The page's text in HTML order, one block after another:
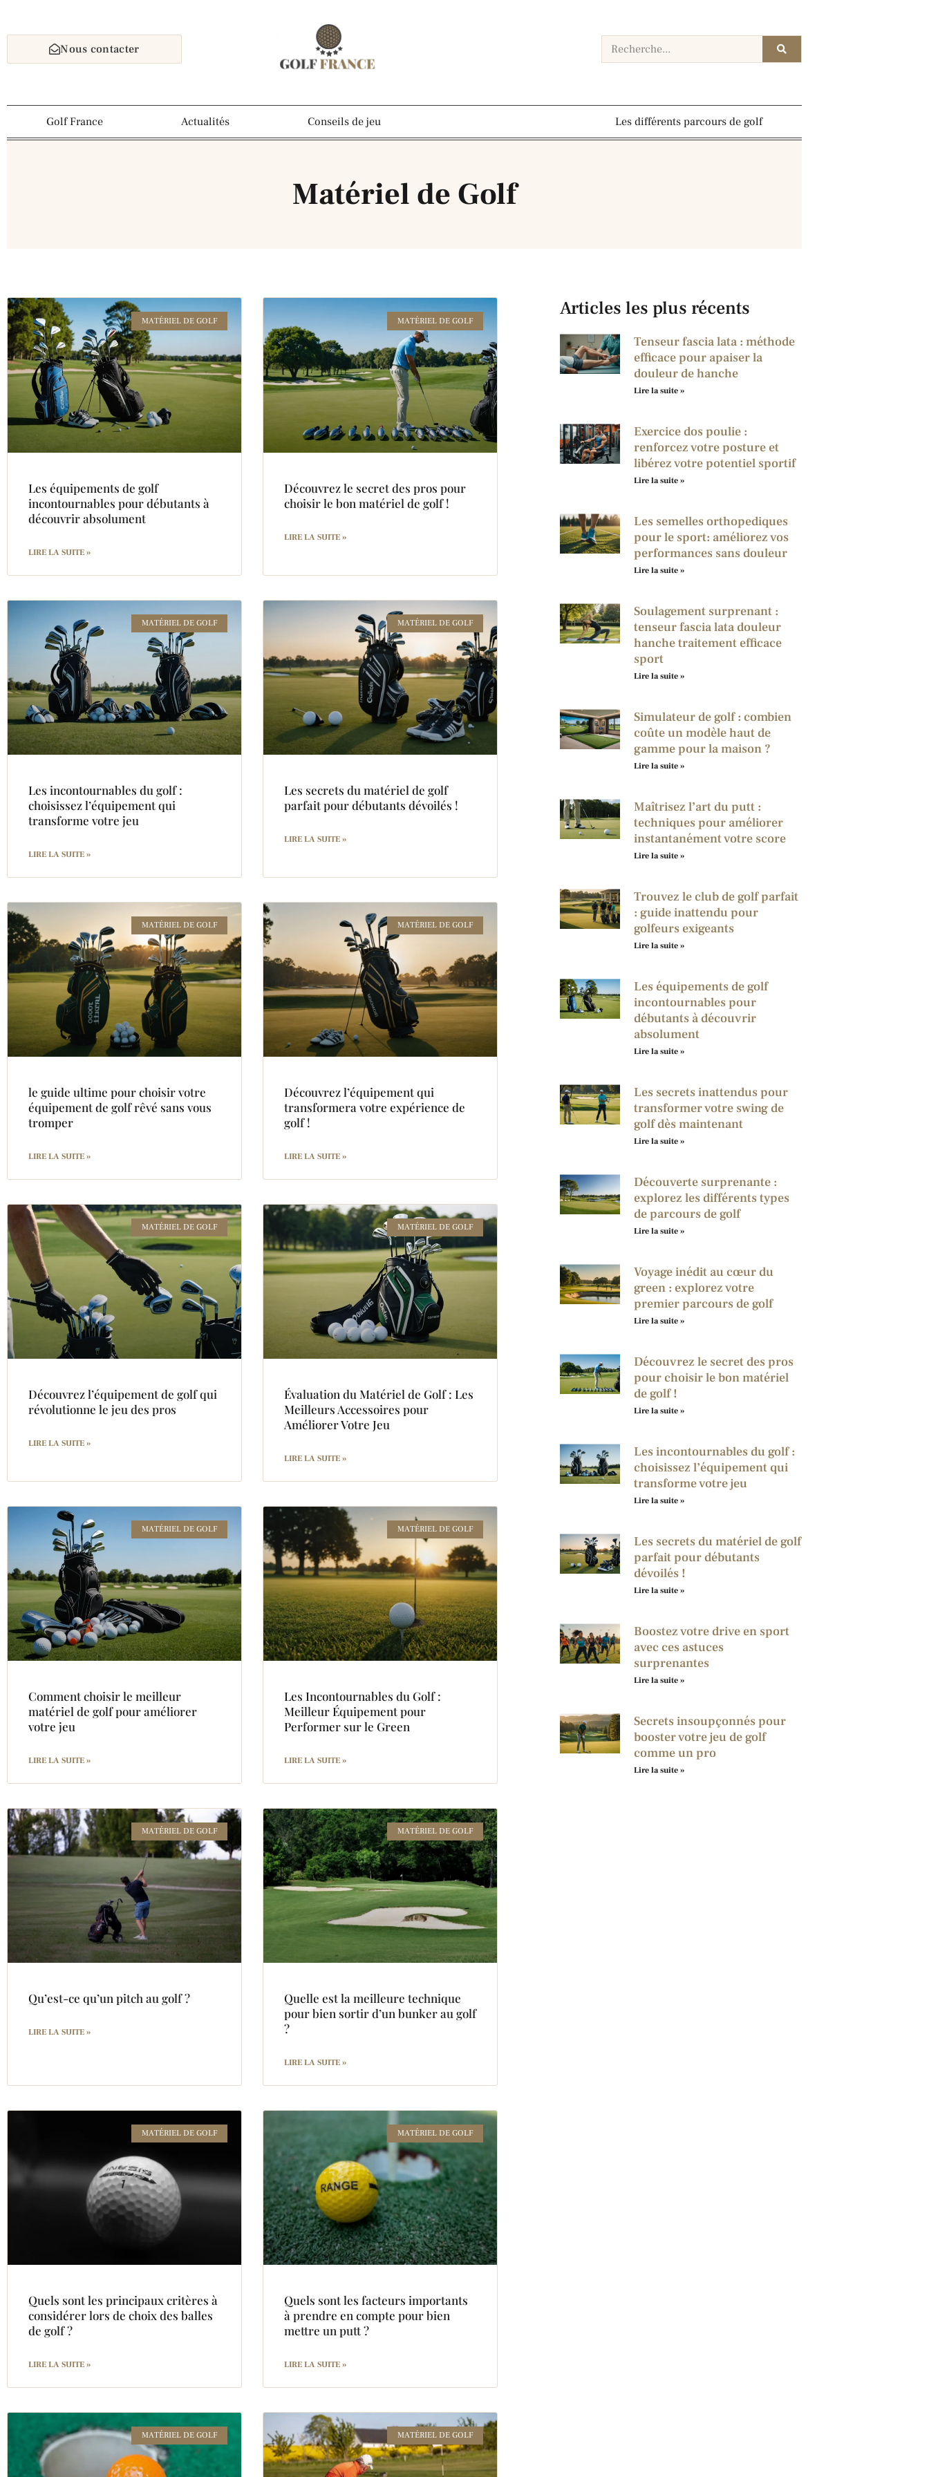
Nous contacter
Golf France Actualités Conseils de jeu Les différents parcours de golf
Matériel de Golf
MATÉRIEL DE GOLF
Les équipements de golf
incontournables pour débutants à
découvrir absolument
LIRE LA SUITE »
MATÉRIEL DE GOLF
Découvrez le secret des pros pour
choisir le bon matériel de golf !
LIRE LA SUITE »
MATÉRIEL DE GOLF
Les incontournables du golf :
choisissez l’équipement qui
transforme votre jeu
LIRE LA SUITE »
MATÉRIEL DE GOLF
Les secrets du matériel de golf
parfait pour débutants dévoilés !
LIRE LA SUITE »
MATÉRIEL DE GOLF
le guide ultime pour choisir votre
équipement de golf rêvé sans vous
tromper
LIRE LA SUITE »
MATÉRIEL DE GOLF
Découvrez l’équipement qui
transformera votre expérience de
golf !
LIRE LA SUITE »
MATÉRIEL DE GOLF
Découvrez l’équipement de golf qui
révolutionne le jeu des pros
LIRE LA SUITE »
MATÉRIEL DE GOLF
Évaluation du Matériel de Golf : Les
Meilleurs Accessoires pour
Améliorer Votre Jeu
LIRE LA SUITE »
MATÉRIEL DE GOLF
Comment choisir le meilleur
matériel de golf pour améliorer
votre jeu
LIRE LA SUITE »
MATÉRIEL DE GOLF
Les Incontournables du Golf :
Meilleur Équipement pour
Performer sur le Green
LIRE LA SUITE »
MATÉRIEL DE GOLF
Qu’est-ce qu’un pitch au golf ?
LIRE LA SUITE »
MATÉRIEL DE GOLF
Quelle est la meilleure technique
pour bien sortir d’un bunker au golf
?
LIRE LA SUITE »
MATÉRIEL DE GOLF
Quels sont les principaux critères à
considérer lors de choix des balles
de golf ?
LIRE LA SUITE »
MATÉRIEL DE GOLF
Quels sont les facteurs importants
à prendre en compte pour bien
mettre un putt ?
LIRE LA SUITE »
MATÉRIEL DE GOLF MATÉRIEL DE GOLF
Articles les plus récents
Tenseur fascia lata : méthode
efficace pour apaiser la
douleur de hanche
Lire la suite »
Exercice dos poulie :
renforcez votre posture et
libérez votre potentiel sportif
Lire la suite »
Les semelles orthopediques
pour le sport: améliorez vos
performances sans douleur
Lire la suite »
Soulagement surprenant :
tenseur fascia lata douleur
hanche traitement efficace
sport
Lire la suite »
Simulateur de golf : combien
coûte un modèle haut de
gamme pour la maison ?
Lire la suite »
Maîtrisez l’art du putt :
techniques pour améliorer
instantanément votre score
Lire la suite »
Trouvez le club de golf parfait
: guide inattendu pour
golfeurs exigeants
Lire la suite »
Les équipements de golf
incontournables pour
débutants à découvrir
absolument
Lire la suite »
Les secrets inattendus pour
transformer votre swing de
golf dès maintenant
Lire la suite »
Découverte surprenante :
explorez les différents types
de parcours de golf
Lire la suite »
Voyage inédit au cœur du
green : explorez votre
premier parcours de golf
Lire la suite »
Découvrez le secret des pros
pour choisir le bon matériel
de golf !
Lire la suite »
Les incontournables du golf :
choisissez l’équipement qui
transforme votre jeu
Lire la suite »
Les secrets du matériel de golf
parfait pour débutants
dévoilés !
Lire la suite »
Boostez votre drive en sport
avec ces astuces
surprenantes
Lire la suite »
Secrets insoupçonnés pour
booster votre jeu de golf
comme un pro
Lire la suite »